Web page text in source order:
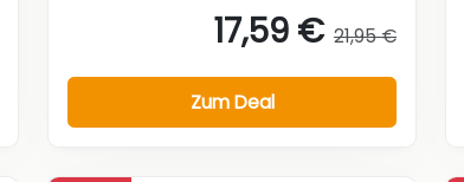
17,59 € 21,95 €
Zum Deal